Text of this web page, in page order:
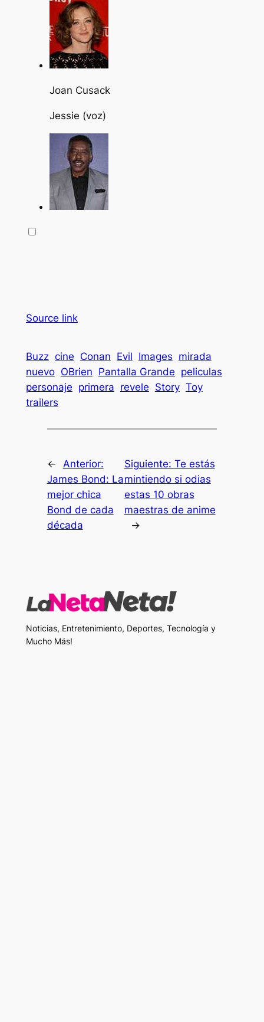
Joan Cusack
Jessie (voz)
Source link
Buzz cine Conan Evil Images mirada
nuevo OBrien Pantalla Grande peliculas
personaje primera revele Story Toy
trailers
← Anterior:
James Bond: La
mejor chica
Bond de cada
década
Siguiente: Te estás
mintiendo si odias
estas 10 obras
maestras de anime
→
Noticias, Entretenimiento, Deportes, Tecnología y
Mucho Más!